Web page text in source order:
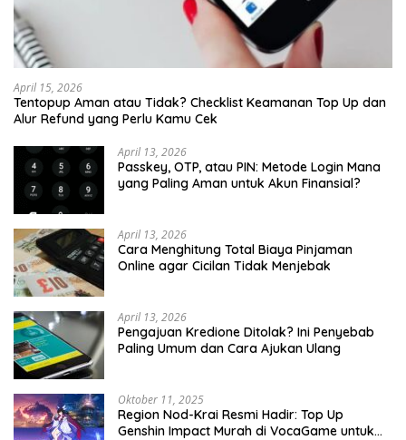
April 15, 2026
Tentopup Aman atau Tidak? Checklist Keamanan Top Up dan
Alur Refund yang Perlu Kamu Cek
April 13, 2026
Passkey, OTP, atau PIN: Metode Login Mana
yang Paling Aman untuk Akun Finansial?
April 13, 2026
Cara Menghitung Total Biaya Pinjaman
Online agar Cicilan Tidak Menjebak
April 13, 2026
Pengajuan Kredione Ditolak? Ini Penyebab
Paling Umum dan Cara Ajukan Ulang
Oktober 11, 2025
Region Nod-Krai Resmi Hadir: Top Up
Genshin Impact Murah di VocaGame untuk